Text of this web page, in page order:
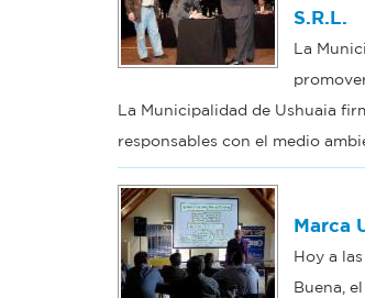
S.R.L.
La
La Municipalidad de Ushuaia
responsables con el medio
Marca
Hoy a
Buena,